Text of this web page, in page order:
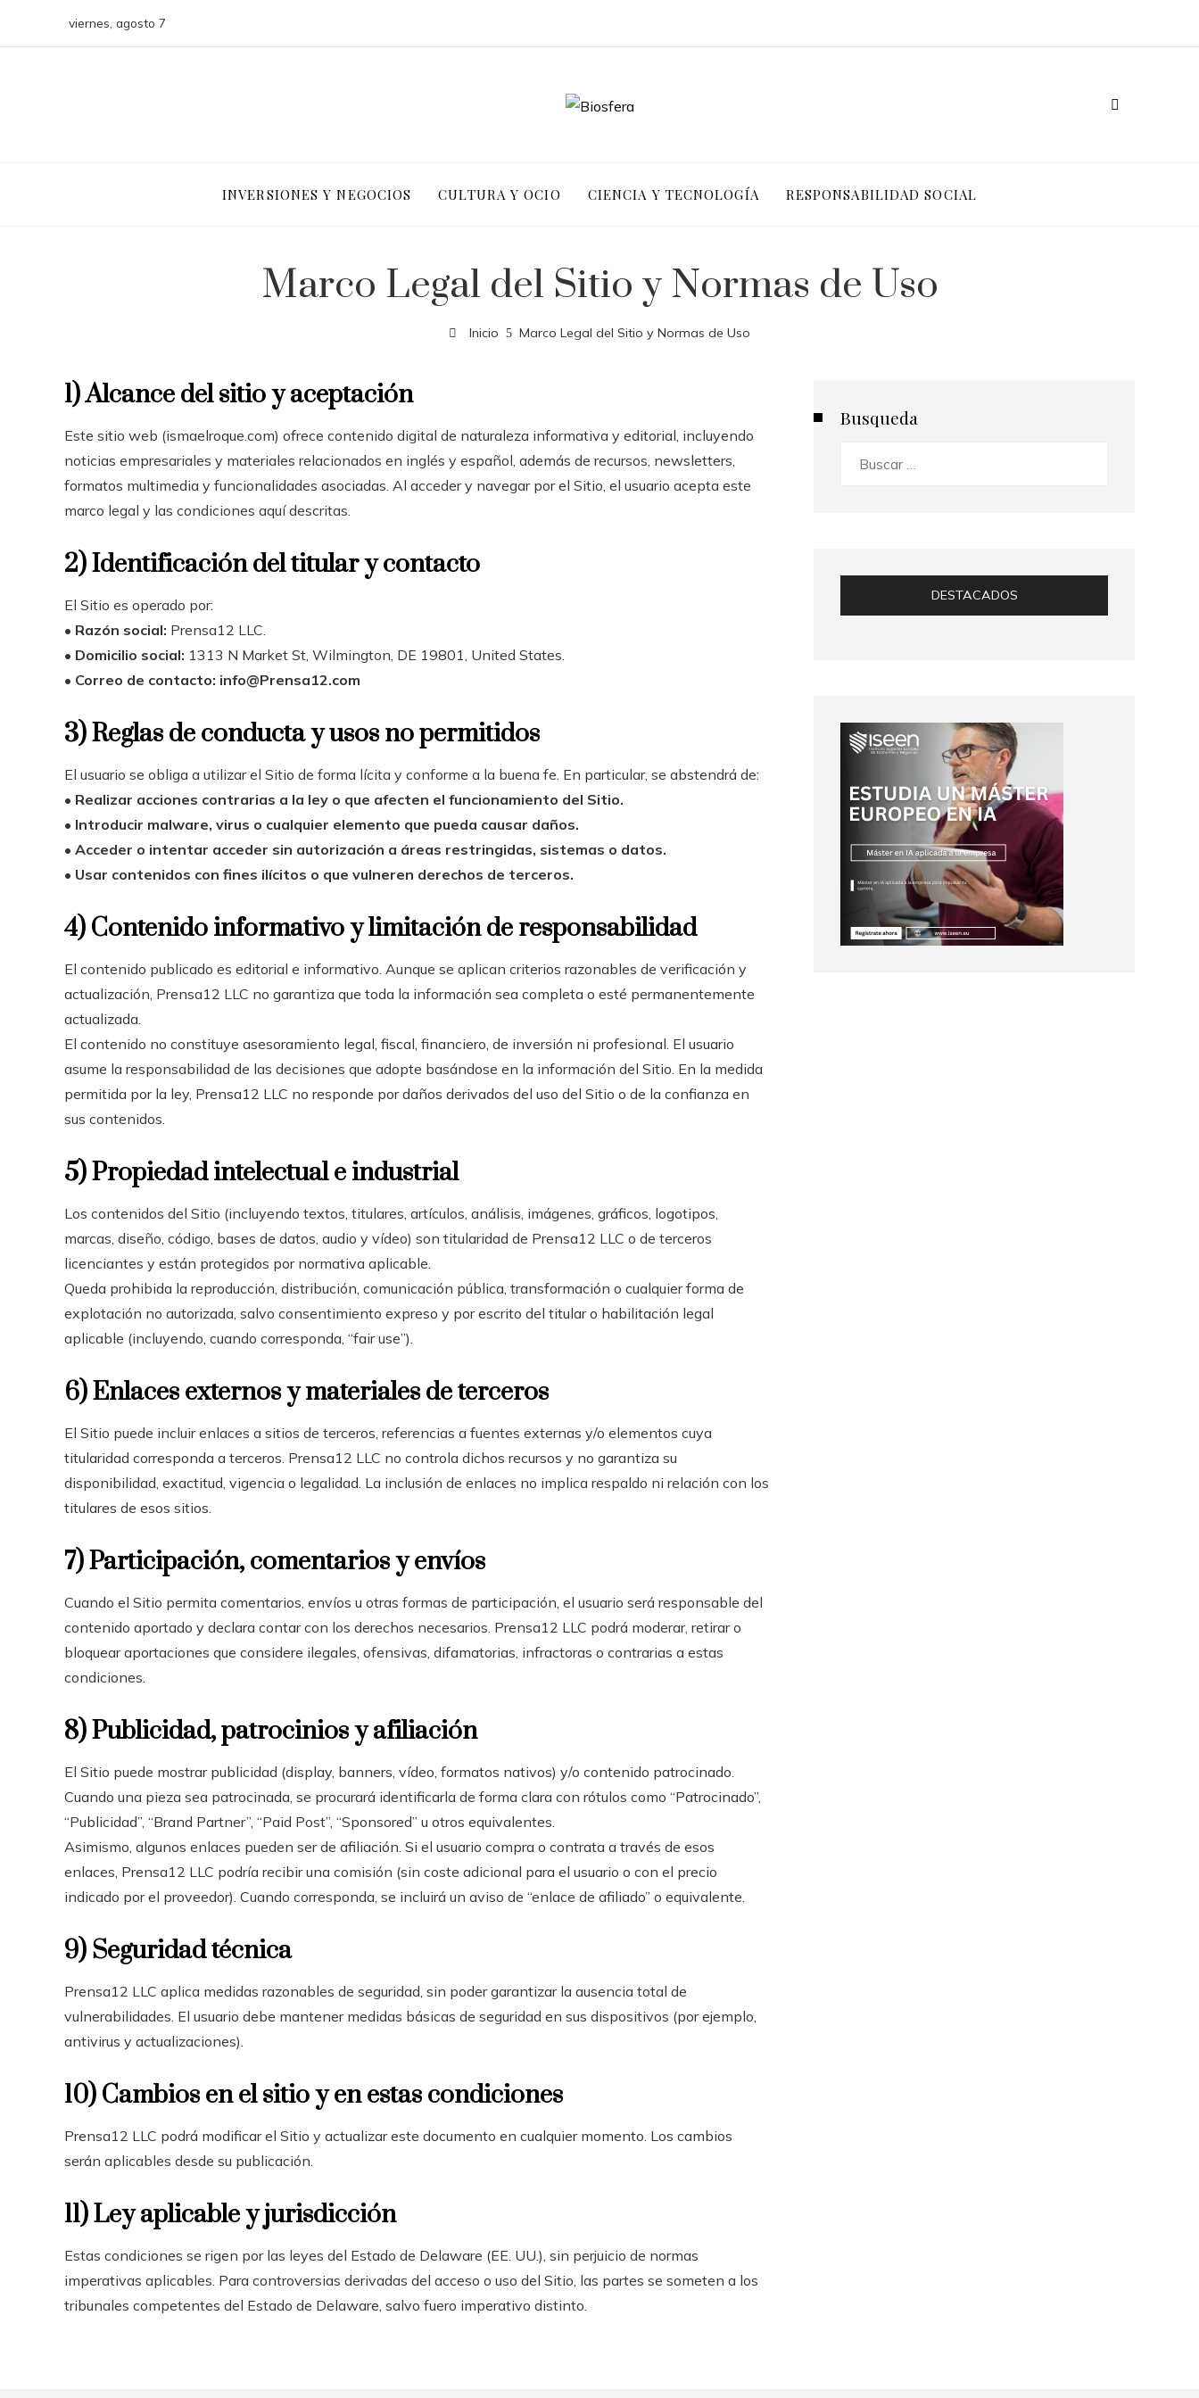
viernes, agosto 7
INVERSIONES Y NEGOCIOS CULTURA Y OCIO CIENCIA Y TECNOLOGÍA RESPONSABILIDAD SOCIAL
Marco Legal del Sitio y Normas de Uso
Inicio Marco Legal del Sitio y Normas de Uso
1) Alcance del sitio y aceptación
Este sitio web (ismaelroque.com) ofrece contenido digital de naturaleza informativa y editorial, incluyendo
noticias empresariales y materiales relacionados en inglés y español, además de recursos, newsletters,
formatos multimedia y funcionalidades asociadas. Al acceder y navegar por el Sitio, el usuario acepta este
marco legal y las condiciones aquí descritas.
2) Identificación del titular y contacto
El Sitio es operado por:
• Razón social: Prensa12 LLC.
• Domicilio social: 1313 N Market St, Wilmington, DE 19801, United States.
• Correo de contacto: info@Prensa12.com
3) Reglas de conducta y usos no permitidos
El usuario se obliga a utilizar el Sitio de forma lícita y conforme a la buena fe. En particular, se abstendrá de:
• Realizar acciones contrarias a la ley o que afecten el funcionamiento del Sitio.
• Introducir malware, virus o cualquier elemento que pueda causar daños.
• Acceder o intentar acceder sin autorización a áreas restringidas, sistemas o datos.
• Usar contenidos con fines ilícitos o que vulneren derechos de terceros.
4) Contenido informativo y limitación de responsabilidad
El contenido publicado es editorial e informativo. Aunque se aplican criterios razonables de verificación y
actualización, Prensa12 LLC no garantiza que toda la información sea completa o esté permanentemente
actualizada.
El contenido no constituye asesoramiento legal, fiscal, financiero, de inversión ni profesional. El usuario
asume la responsabilidad de las decisiones que adopte basándose en la información del Sitio. En la medida
permitida por la ley, Prensa12 LLC no responde por daños derivados del uso del Sitio o de la confianza en
sus contenidos.
5) Propiedad intelectual e industrial
Los contenidos del Sitio (incluyendo textos, titulares, artículos, análisis, imágenes, gráficos, logotipos,
marcas, diseño, código, bases de datos, audio y vídeo) son titularidad de Prensa12 LLC o de terceros
licenciantes y están protegidos por normativa aplicable.
Queda prohibida la reproducción, distribución, comunicación pública, transformación o cualquier forma de
explotación no autorizada, salvo consentimiento expreso y por escrito del titular o habilitación legal
aplicable (incluyendo, cuando corresponda, “fair use”).
6) Enlaces externos y materiales de terceros
El Sitio puede incluir enlaces a sitios de terceros, referencias a fuentes externas y/o elementos cuya
titularidad corresponda a terceros. Prensa12 LLC no controla dichos recursos y no garantiza su
disponibilidad, exactitud, vigencia o legalidad. La inclusión de enlaces no implica respaldo ni relación con los
titulares de esos sitios.
7) Participación, comentarios y envíos
Cuando el Sitio permita comentarios, envíos u otras formas de participación, el usuario será responsable del
contenido aportado y declara contar con los derechos necesarios. Prensa12 LLC podrá moderar, retirar o
bloquear aportaciones que considere ilegales, ofensivas, difamatorias, infractoras o contrarias a estas
condiciones.
8) Publicidad, patrocinios y afiliación
El Sitio puede mostrar publicidad (display, banners, vídeo, formatos nativos) y/o contenido patrocinado.
Cuando una pieza sea patrocinada, se procurará identificarla de forma clara con rótulos como “Patrocinado”,
“Publicidad”, “Brand Partner”, “Paid Post”, “Sponsored” u otros equivalentes.
Asimismo, algunos enlaces pueden ser de afiliación. Si el usuario compra o contrata a través de esos
enlaces, Prensa12 LLC podría recibir una comisión (sin coste adicional para el usuario o con el precio
indicado por el proveedor). Cuando corresponda, se incluirá un aviso de “enlace de afiliado” o equivalente.
9) Seguridad técnica
Prensa12 LLC aplica medidas razonables de seguridad, sin poder garantizar la ausencia total de
vulnerabilidades. El usuario debe mantener medidas básicas de seguridad en sus dispositivos (por ejemplo,
antivirus y actualizaciones).
10) Cambios en el sitio y en estas condiciones
Prensa12 LLC podrá modificar el Sitio y actualizar este documento en cualquier momento. Los cambios
serán aplicables desde su publicación.
11) Ley aplicable y jurisdicción
Estas condiciones se rigen por las leyes del Estado de Delaware (EE. UU.), sin perjuicio de normas
imperativas aplicables. Para controversias derivadas del acceso o uso del Sitio, las partes se someten a los
tribunales competentes del Estado de Delaware, salvo fuero imperativo distinto.
Busqueda
DESTACADOS